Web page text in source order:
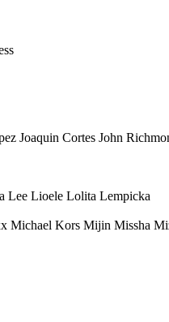
Joaquin Cortes John
Lee Lioele Lolita Lempicka
Michael Kors Mijin Missha